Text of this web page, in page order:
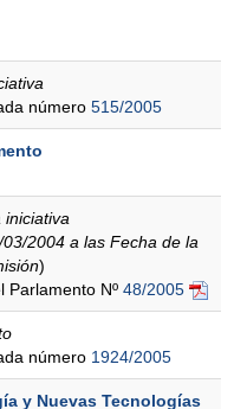
número 515/2005
iniciativa
2004 a las Fecha de la
)
Parlamento Nº 48/2005
número 1924/2005
y Nuevas Tecnologías